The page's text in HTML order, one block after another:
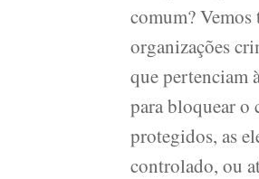
comum?
organizações
que pertenciam
para bloquear o
protegidos, as
controlado, ou